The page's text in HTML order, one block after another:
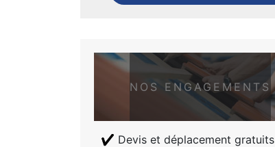
NOS ENGAGEMENTS
Devis et déplacement gratuits